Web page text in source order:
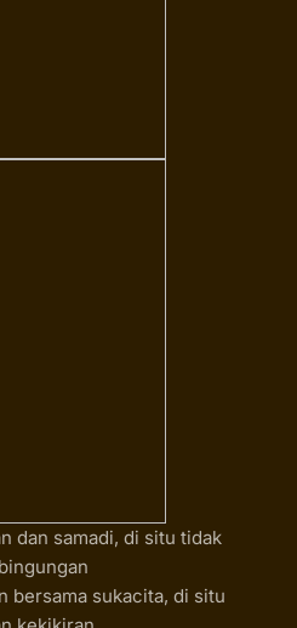
dan samadi, di situ tidak
bersama sukacita, di situ